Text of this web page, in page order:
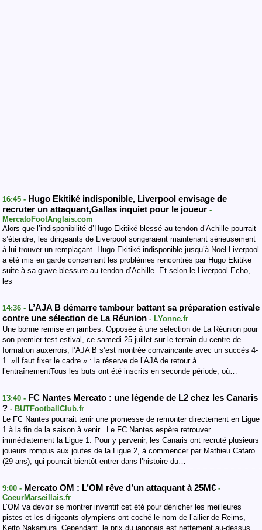
16:45 - Hugo Ekitiké indisponible, Liverpool envisage de
recruter un attaquant,Gallas inquiet pour le joueur -
MercatoFootAnglais.com
Alors que l’indisponibilité d’Hugo Ekitiké blessé au tendon d’Achille pourrait
s’étendre, les dirigeants de Liverpool songeraient maintenant sérieusement
à lui trouver un remplaçant. Hugo Ekitiké indisponible jusqu’à Noël Liverpool
a été mis en garde concernant les problèmes rencontrés par Hugo Ekitike
suite à sa grave blessure au tendon d’Achille. Et selon le Liverpool Echo,
les
14:36 - L’AJA B démarre tambour battant sa préparation estivale
contre une sélection de La Réunion - LYonne.fr
Une bonne remise en jambes. Opposée à une sélection de La Réunion pour
son premier test estival, ce samedi 25 juillet sur le terrain du centre de
formation auxerrois, l’AJA B s’est montrée convaincante avec un succès 4-
1. »Il faut fixer le cadre » : la réserve de l’AJA de retour à
l’entraînementTous les buts ont été inscrits en seconde période, où…
13:40 - FC Nantes Mercato : une légende de L2 chez les Canaris
? - BUTFootballClub.fr
Le FC Nantes pourrait tenir une promesse de remonter directement en Ligue
1 à la fin de la saison à venir. Le FC Nantes espère retrouver
immédiatement la Ligue 1. Pour y parvenir, les Canaris ont recruté plusieurs
joueurs rompus aux joutes de la Ligue 2, à commencer par Mathieu Cafaro
(29 ans), qui pourrait bientôt entrer dans l’histoire du…
9:00 - Mercato OM : L’OM rêve d’un attaquant à 25M€ -
CoeurMarseillais.fr
L’OM va devoir se montrer inventif cet été pour dénicher les meilleures
pistes et les dirigeants olympiens ont coché le nom de l’ailier de Reims,
Keito Nakamura. Cependant, le prix du japonais est nettement au-dessus